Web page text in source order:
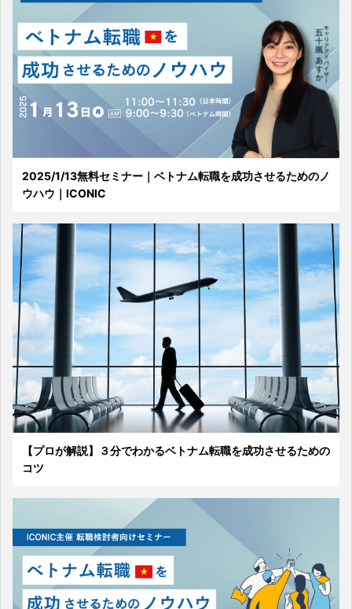
2025/1/13無料セミナー｜ベトナム転職を成功させるためのノ
ウハウ｜ICONIC
【プロが解説】３分でわかるベトナム転職を成功させるための
コツ